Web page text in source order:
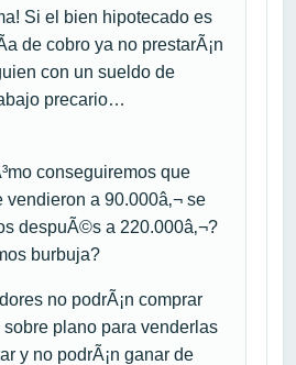
Si el bien hipotecado es
de cobro ya no prestarÃ¡n
con un sueldo de
precario…
conseguiremos que
a 90.000â‚¬ se
despuÃ©s a 220.000â‚¬?
burbuja?
no podrÃ¡n comprar
sobre plano para venderlas
y no podrÃ¡n ganar de